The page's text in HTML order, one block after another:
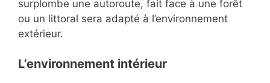
surplombe une autoroute, fait face à une forêt
ou un littoral sera adapté à l’environnement
extérieur.
L’environnement intérieur